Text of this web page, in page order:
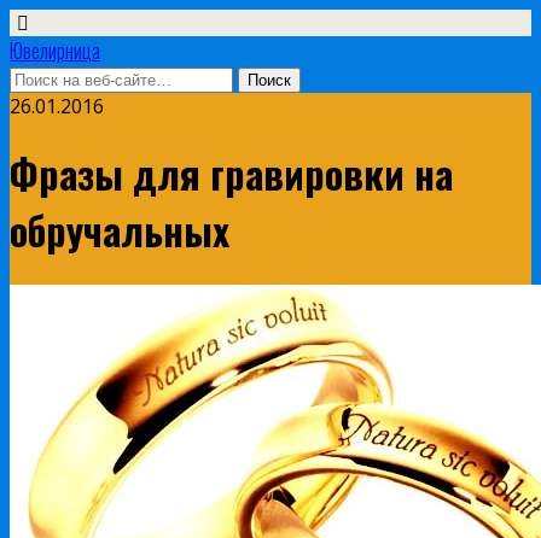
Ювелирница
26.01.2016
Фразы для гравировки на
обручальных